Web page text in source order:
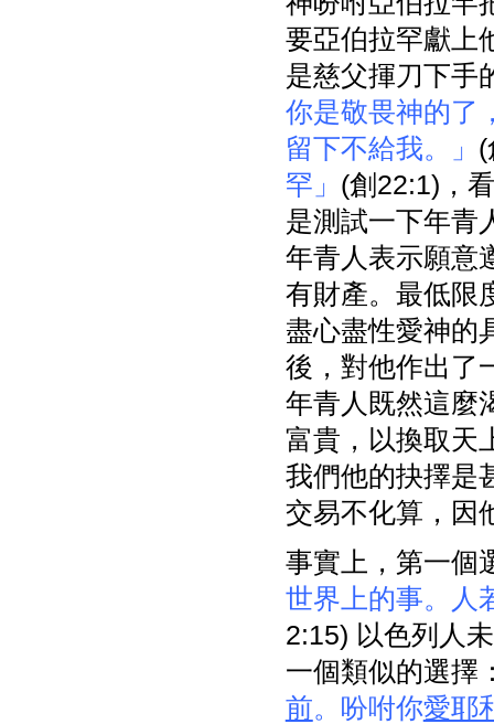
要亞伯拉罕獻上
是慈父揮刀下手
你是敬畏神的了
留下不給我。」
罕」 (創22:1)，
是測試一下年青
年青人表示願意
有財產。最低限
盡心盡性愛神的
後，對他作出了
年青人既然這麼
富貴，以換取天
我們他的抉擇是
交易不化算，因
事實上，第一個
世界上的事。人
2:15) 以色列人
一個類似的選擇
前。吩咐你愛耶